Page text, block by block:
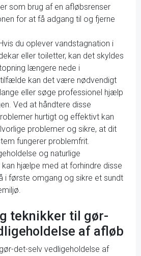
som brug af en afløbsrenser
for at få adgang til og fjerne
du oplever vandstagnation i
eller toiletter, kan det skyldes
længere nede i
kan det være nødvendigt
eller søge professionel hjælp
Ved at håndtere disse
hurtigt og effektivt kan
problemer og sikre, at dit
fungerer problemfrit.
og naturlige
kan hjælpe med at forhindre disse
i første omgang og sikre et sundt
teknikker til gør-
af afløb
det-selv vedligeholdelse af